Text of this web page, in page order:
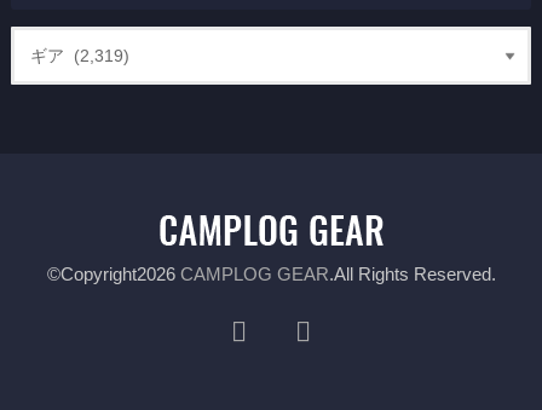
©Copyright2026 CAMPLOG GEAR.All Rights Reserved.